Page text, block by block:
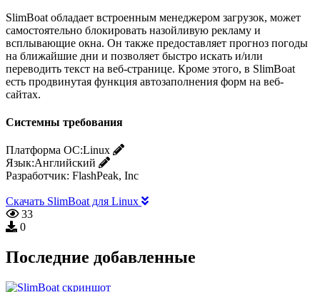
SlimBoat обладает встроенным менеджером загрузок, может
самостоятельно блокировать назойливую рекламу и
всплывающие окна. Он также предоставляет прогноз погоды
на ближайшие дни и позволяет быстро искать и/или
переводить текст на веб-странице. Кроме этого, в SlimBoat
есть продвинутая функция автозаполнения форм на веб-
сайтах.
Системны требования
Платформа ОС:Linux
Язык:Английский
Разработчик: FlashPeak, Inc
Скачать SlimBoat для Linux
33
0
Последние добавленные